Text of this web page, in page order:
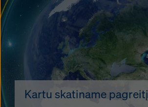
Kartu skatiname pagreitį